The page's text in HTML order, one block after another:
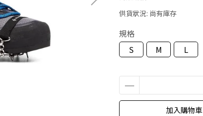
供貨狀況: 尚有庫存
規格
S
M L
加入購物車